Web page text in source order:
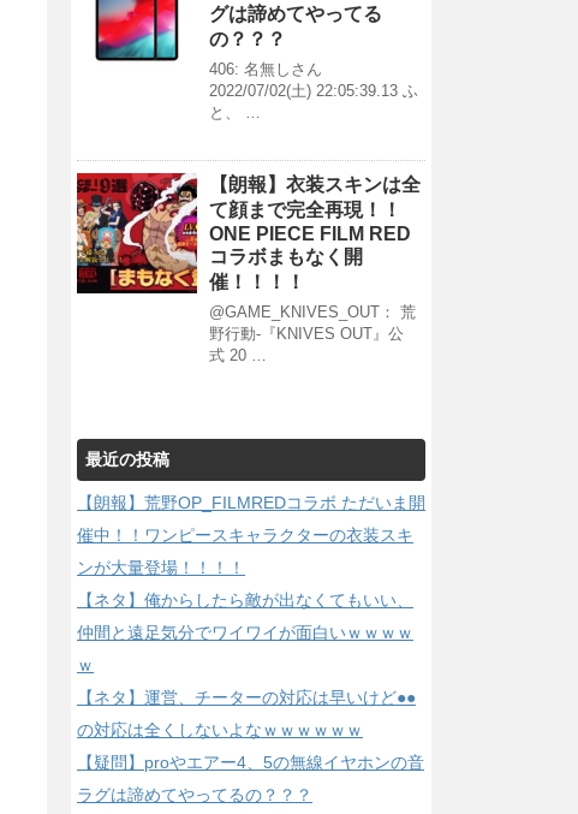
グは諦めてやってる
の？？？
406: 名無しさん
2022/07/02(土) 22:05:39.13 ふ
と、 …
【朗報】衣装スキンは全
て顔まで完全再現！！
ONE PIECE FILM RED
コラボまもなく開
催！！！！
@GAME_KNIVES_OUT： 荒
野行動-『KNIVES OUT』公
式 20 …
最近の投稿
【朗報】荒野OP_FILMREDコラボ ただいま開
催中！！ワンピースキャラクターの衣装スキ
ンが大量登場！！！！
【ネタ】俺からしたら敵が出なくてもいい、
仲間と遠足気分でワイワイが面白いｗｗｗｗ
ｗ
【ネタ】運営、チーターの対応は早いけど●●
の対応は全くしないよなｗｗｗｗｗｗ
【疑問】proやエアー4、5の無線イヤホンの音
ラグは諦めてやってるの？？？